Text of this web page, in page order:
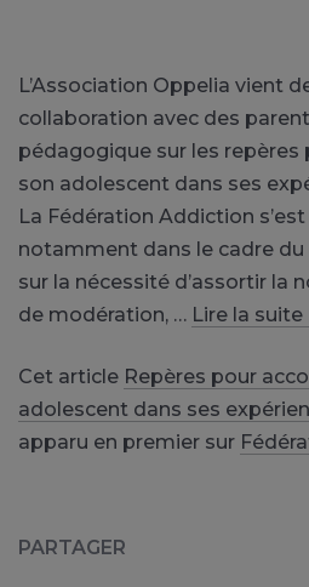
L’Association Oppelia vient
collaboration avec des
pédagogique sur les
son adolescent dans ses
La Fédération Addiction
notamment dans le cadre du
sur la nécessité d’assortir la
de modération, … Lire la suite
Cet article Repères pour
adolescent dans ses
apparu en premier sur
PARTAGER